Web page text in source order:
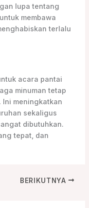
lupa tentang
membawa
terlalu
acara pantai
minuman tetap
Ini meningkatkan
sekaligus
dibutuhkan.
tepat, dan
BERIKUTNYA